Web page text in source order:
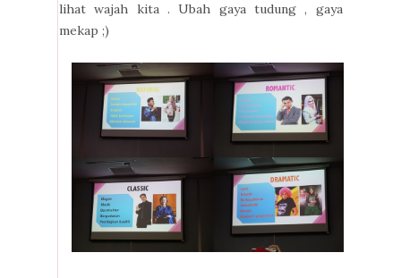
lihat wajah kita . Ubah gaya tudung , gaya
mekap ;)